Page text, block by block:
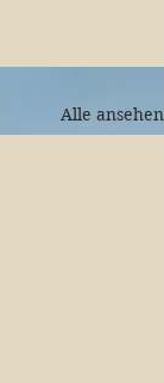
Alle ansehen